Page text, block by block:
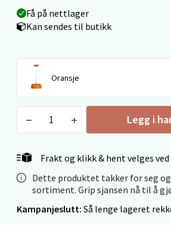
Få på nettlager
Kan sendes til butikk
Oransje
Legg i
Frakt og klikk & hent velges
Dette produktet takker for seg
sortiment. Grip sjansen nå til å
Kampanjeslutt: Så lenge lageret
Langelandsvegen 25, 6010 Ålesund
Åpent i dag 10-20
Molde - Moldetorget
Torget 1, 6413 Molde